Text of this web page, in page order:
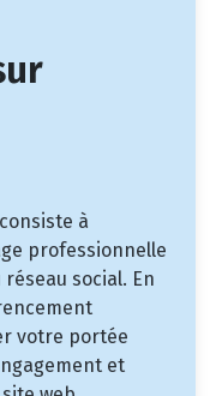
à
professionnelle
social. En
votre portée
et